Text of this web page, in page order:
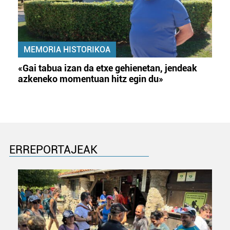
teknologia erabiliz, cookieak adibidez, iragarki eta eduki
pertsonalizatuak eskaintzeko, iragarkiak eta edukia
neurtzeko, jendeari buruzko informazioa biltzeko eta
produktuak garatzeko. Zure datuak nork eta zertarako
Bazkide batzuek ez dizute baimenik eskatzen, eta beren
buruzko informazio gehiago eta ezarri zure lehentasunak
datuen atalean. Edozein unetan alda edo ken dezakezu
zure baimena Cookieen adierazpenean.
Webgune honek cookie propioak eta hirugarrenen cookie-
MEMORIA HISTORIKOA
«Gai tabua izan da etxe gehienetan, jendeak
azkeneko momentuan hitz egin du»
ERREPORTAJEAK